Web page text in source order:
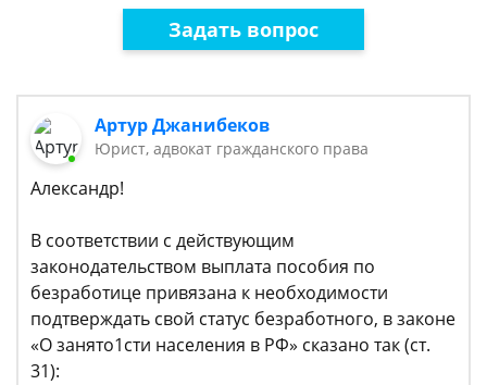
Задать вопрос
Артур Джанибеков
Юрист, адвокат гражданского права
Александр!
В соответствии с действующим
законодательством выплата пособия по
безработице привязана к необходимости
подтверждать свой статус безработного, в законе
«О занято1сти населения в РФ» сказано так (ст.
31):